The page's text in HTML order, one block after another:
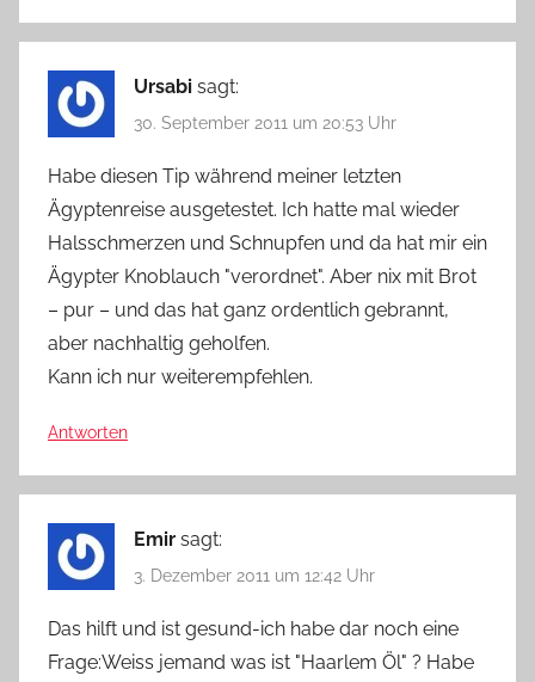
Ursabi sagt:
30. September 2011 um 20:53 Uhr
Habe diesen Tip während meiner letzten
Ägyptenreise ausgetestet. Ich hatte mal wieder
Halsschmerzen und Schnupfen und da hat mir ein
Ägypter Knoblauch "verordnet". Aber nix mit Brot
– pur – und das hat ganz ordentlich gebrannt,
aber nachhaltig geholfen.
Kann ich nur weiterempfehlen.
Antworten
Emir sagt:
3. Dezember 2011 um 12:42 Uhr
Das hilft und ist gesund-ich habe dar noch eine
Frage:Weiss jemand was ist "Haarlem Öl" ? Habe